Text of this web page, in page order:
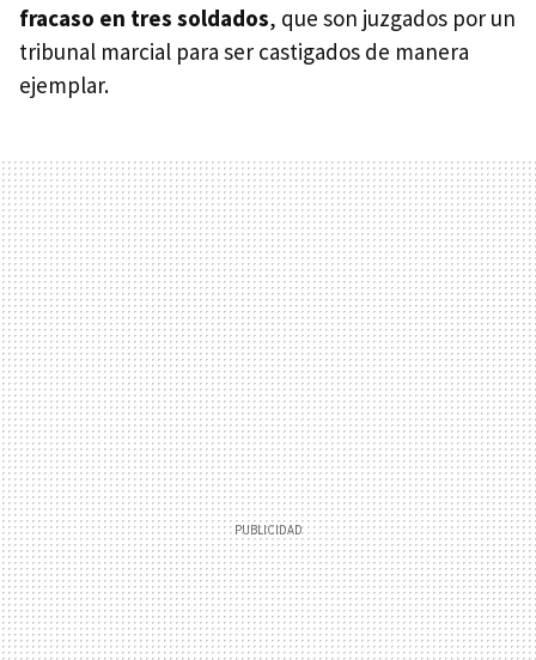
fracaso en tres soldados, que son juzgados por un
tribunal marcial para ser castigados de manera
ejemplar.